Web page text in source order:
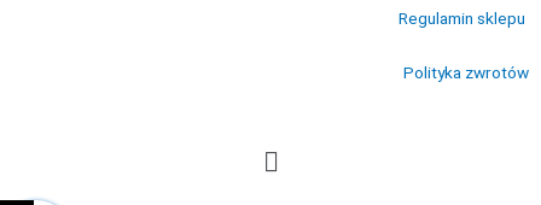
Regulamin sklepu
Polityka zwrotów
Menu